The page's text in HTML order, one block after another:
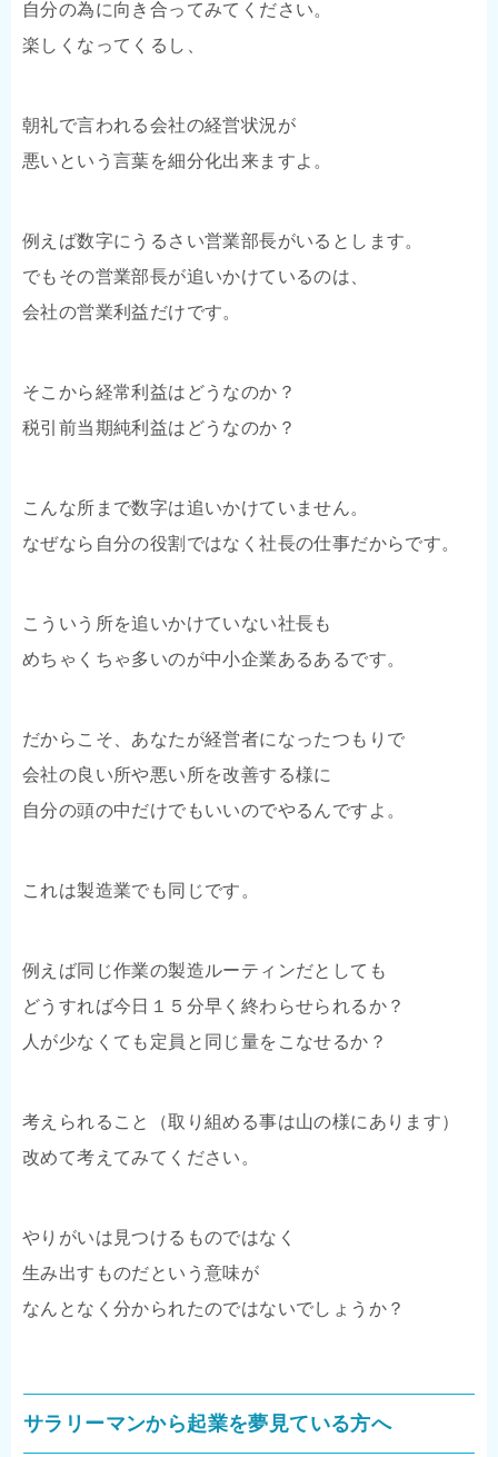
自分の為に向き合ってみてください。
楽しくなってくるし、
朝礼で言われる会社の経営状況が
悪いという言葉を細分化出来ますよ。
例えば数字にうるさい営業部長がいるとします。
でもその営業部長が追いかけているのは、
会社の営業利益だけです。
そこから経常利益はどうなのか？
税引前当期純利益はどうなのか？
こんな所まで数字は追いかけていません。
なぜなら自分の役割ではなく社長の仕事だからです。
こういう所を追いかけていない社長も
めちゃくちゃ多いのが中小企業あるあるです。
だからこそ、あなたが経営者になったつもりで
会社の良い所や悪い所を改善する様に
自分の頭の中だけでもいいのでやるんですよ。
これは製造業でも同じです。
例えば同じ作業の製造ルーティンだとしても
どうすれば今日１５分早く終わらせられるか？
人が少なくても定員と同じ量をこなせるか？
考えられること（取り組める事は山の様にあります）
改めて考えてみてください。
やりがいは見つけるものではなく
生み出すものだという意味が
なんとなく分かられたのではないでしょうか？
サラリーマンから起業を夢見ている方へ